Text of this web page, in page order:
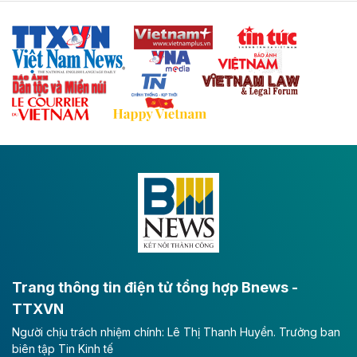
Thái Nguyên và các tỉnh trung du, miền núi phía Bắc
với hệ thống cửa khẩu quốc tế tại Lạng Sơn.
Theo baodautu.vn
Đề xuất đầu tư 11.500 tỷ đồng xây dựng cao
tốc CT.11 qua Ninh Bình
Đông A dài khoảng 25,1 km được kỳ vọng sẽ tạo động
lực phát triển kinh tế - xã hội khu vực phía Nam đồng
Long Thành
Tổng công ty Cảng hàng không Việt Nam - CTCP
(ACV) vừa lập kỷ lục mới về lợi nhuận trong quý
II/2026.
Trang thông tin điện tử tổng hợp Bnews -
TTXVN
Người chịu trách nhiệm chính: Lê Thị Thanh Huyền. Trưởng ban
biên tập Tin Kinh tế